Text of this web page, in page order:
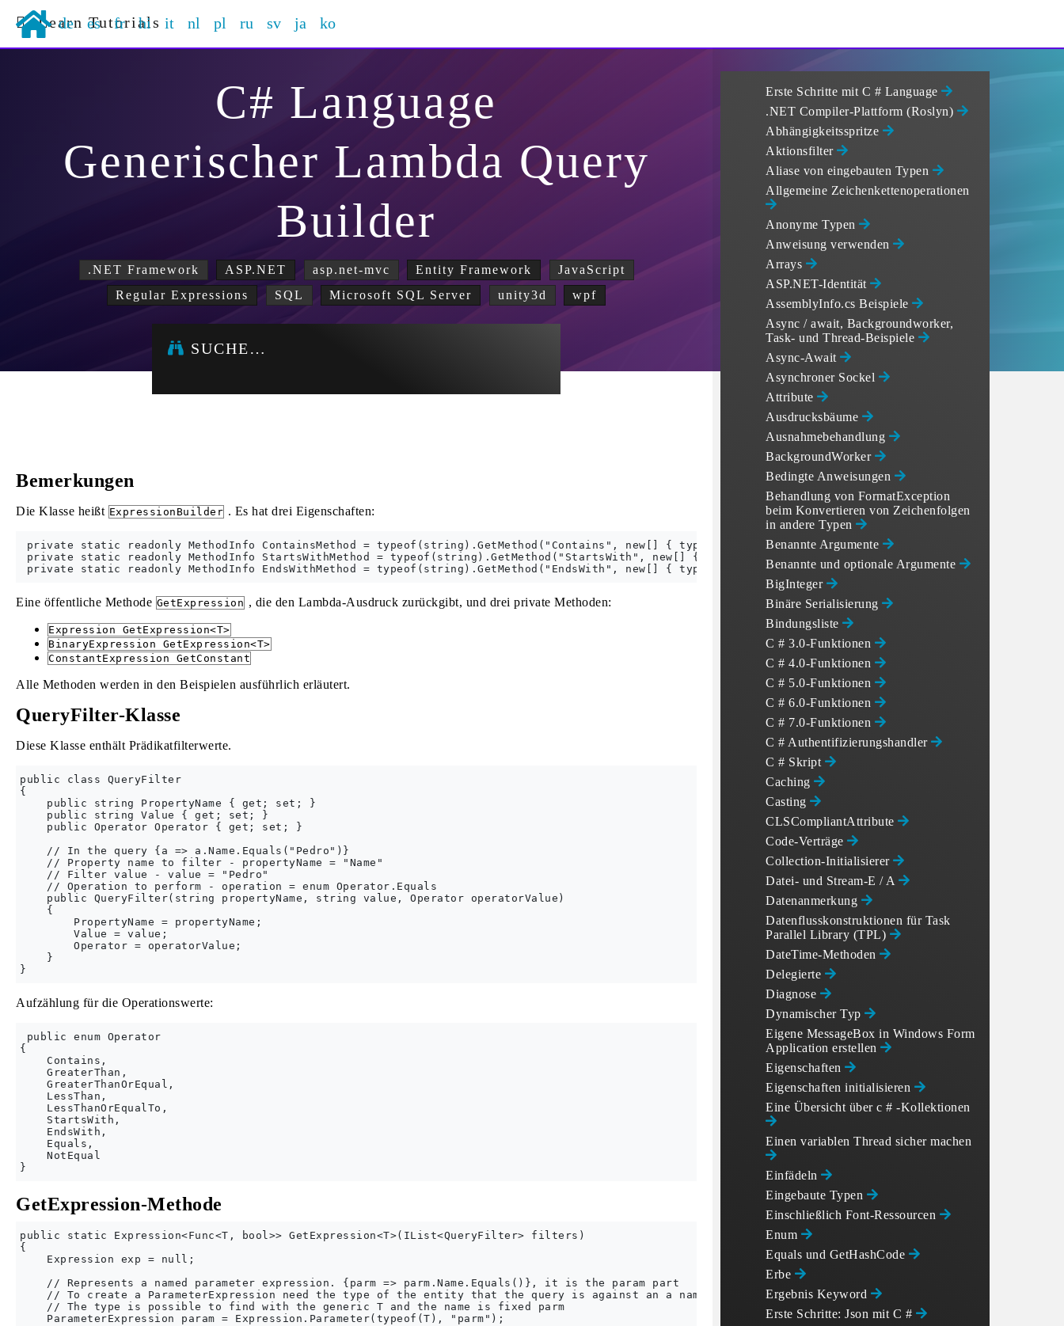
Learn Tutorials
de es fr hi it nl pl ru sv ja ko
C# Language
Generischer Lambda Query
Builder
.NET Framework ASP.NET asp.net-mvc Entity Framework
JavaScript
Regular Expressions
SQL Microsoft SQL Server unity3d wpf
SUCHE…
Bemerkungen
Die Klasse heißt ExpressionBuilder . Es hat drei Eigenschaften:
private static readonly MethodInfo ContainsMethod = typeof(string).GetMethod("Contains", new[] { typeof(string) });
private static readonly MethodInfo StartsWithMethod = typeof(string).GetMethod("StartsWith", new[] { typeof(string) });
Eine öffentliche Methode GetExpression , die den Lambda-Ausdruck zurückgibt, und drei private Methoden:
Expression GetExpression<T>
BinaryExpression GetExpression<T>
ConstantExpression GetConstant
Alle Methoden werden in den Beispielen ausführlich erläutert.
QueryFilter-Klasse
Diese Klasse enthält Prädikatfilterwerte.
public class QueryFilter
{
    public string PropertyName { get; set; }
    public string Value { get; set; }
    public Operator Operator { get; set; }
    // In the query {a => a.Name.Equals("Pedro")}
    // Property name to filter - propertyName = "Name"
    // Filter value - value = "Pedro"
    // Operation to perform - operation = enum Operator.Equals
    public QueryFilter(string propertyName, string value, Operator operatorValue)
    {
        PropertyName = propertyName;
        Value = value;
        Operator = operatorValue;
    }
Aufzählung für die Operationswerte:
public enum Operator
{
    Contains,
    GreaterThan,
    GreaterThanOrEqual,
    LessThan,
    LessThanOrEqualTo,
    StartsWith,
    EndsWith,
    Equals,
    NotEqual
GetExpression-Methode
public static Expression<Func<T, bool>> GetExpression<T>(IList<QueryFilter> filters)
{
    Expression exp = null;
    // Represents a named parameter expression. {parm => parm.Name.Equals()}, it is the param part
    // To create a ParameterExpression need the type of the entity that the query is against an a name
    // The type is possible to find with the generic T and the name is fixed parm
    ParameterExpression param = Expression.Parameter(typeof(T), "parm");
Erste Schritte mit C # Language
.NET Compiler-Plattform (Roslyn)
Abhängigkeitsspritze
Aktionsfilter
Aliase von eingebauten Typen
Allgemeine Zeichenkettenoperationen
Anonyme Typen
Anweisung verwenden
Arrays
ASP.NET-Identität
AssemblyInfo.cs Beispiele
Async / await, Backgroundworker,
Task- und Thread-Beispiele
Async-Await
Asynchroner Sockel
Attribute
Ausdrucksbäume
Ausnahmebehandlung
BackgroundWorker
Bedingte Anweisungen
Behandlung von FormatException
beim Konvertieren von Zeichenfolgen
in andere Typen
Benannte Argumente
Benannte und optionale Argumente
BigInteger
Binäre Serialisierung
Bindungsliste
C # 3.0-Funktionen
C # 4.0-Funktionen
C # 5.0-Funktionen
C # 6.0-Funktionen
C # 7.0-Funktionen
C # Authentifizierungshandler
C # Skript
Caching
Casting
CLSCompliantAttribute
Code-Verträge
Collection-Initialisierer
Datei- und Stream-E / A
Datenanmerkung
Datenflusskonstruktionen für Task
Parallel Library (TPL)
DateTime-Methoden
Delegierte
Diagnose
Dynamischer Typ
Eigene MessageBox in Windows Form
Application erstellen
Eigenschaften
Eigenschaften initialisieren
Eine Übersicht über c # -Kollektionen
Einen variablen Thread sicher machen
Einfädeln
Eingebaute Typen
Einschließlich Font-Ressourcen
Enum
Equals und GetHashCode
Erbe
Ergebnis Keyword
Erste Schritte: Json mit C #